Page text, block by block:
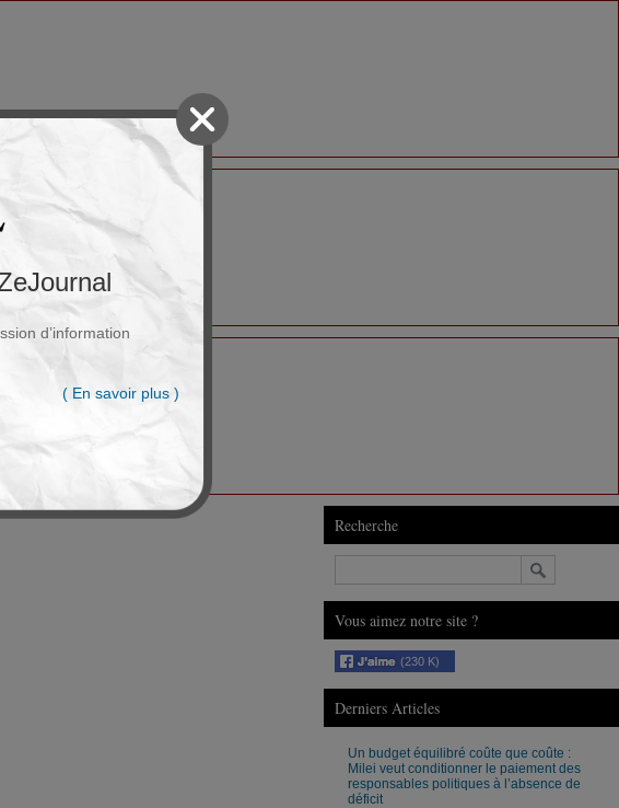
Recherche
Vous aimez notre site ?
(230 K)
Derniers Articles
Un budget équilibré coûte que coûte :
Milei veut conditionner le paiement des
responsables politiques à l’absence de
déficit
d’information
( En savoir plus )